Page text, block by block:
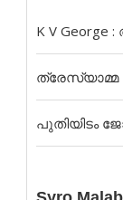
K V
പുതിയിടം